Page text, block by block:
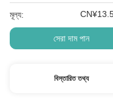
মূল্য:
সেরা দাম পান
বিস্তারিত তথ্য